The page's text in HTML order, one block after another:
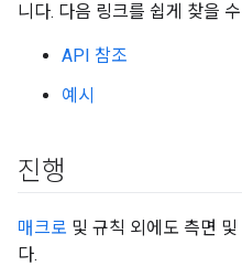
니다. 다음 링크를 쉽게 찾을
API 참조
예시
진행
매크로 및 규칙 외에도 측면
다.